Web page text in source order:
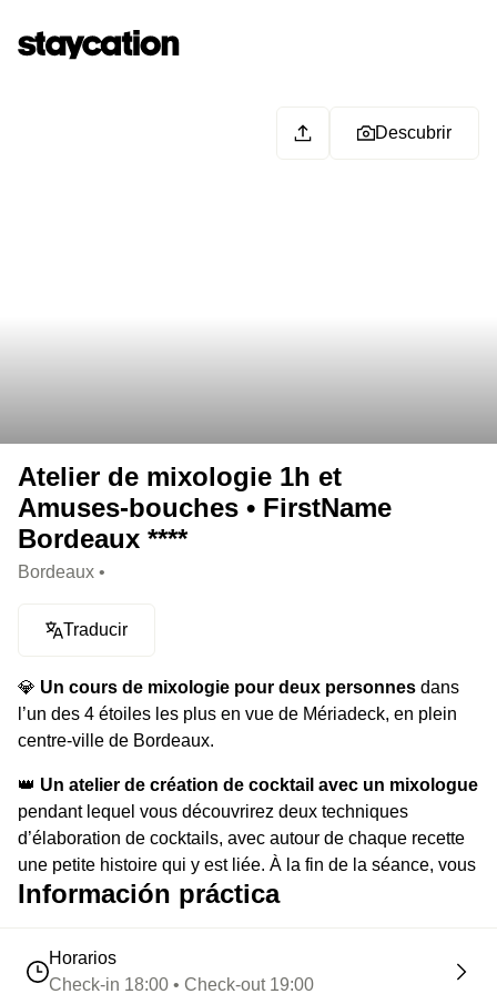
Descubrir
Atelier de mixologie 1h et
Amuses-bouches • FirstName
Bordeaux ****
Bordeaux •
Traducir
💎 Un cours de mixologie pour deux personnes dans
l’un des 4 étoiles les plus en vue de Mériadeck, en plein
centre-ville de Bordeaux.
👑 Un atelier de création de cocktail avec un mixologue
pendant lequel vous découvrirez deux techniques
d’élaboration de cocktails, avec autour de chaque recette
une petite histoire qui y est liée. À la fin de la séance, vous
pourrez évidemment siroter chacun vos deux créations
⭐️Le highlight :
Pendant votre cours, vous pourrez vous
ambiancer grâce à au DJ du Brada. Pompelop.
Información práctica
Horarios
Check-in 18:00 • Check-out 19:00